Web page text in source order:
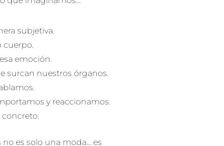
subjetiva.
cuerpo.
emoción.
surcan nuestros órganos.
y reaccionamos.
es solo una moda… es